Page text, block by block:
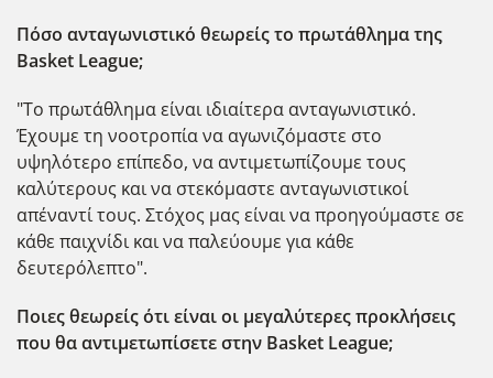
Πόσο ανταγωνιστικό θεωρείς το πρωτάθλημα της
Basket League;
"Το πρωτάθλημα είναι ιδιαίτερα ανταγωνιστικό.
Έχουμε τη νοοτροπία να αγωνιζόμαστε στο
υψηλότερο επίπεδο, να αντιμετωπίζουμε τους
καλύτερους και να στεκόμαστε ανταγωνιστικοί
απέναντί τους. Στόχος μας είναι να προηγούμαστε σε
κάθε παιχνίδι και να παλεύουμε για κάθε
δευτερόλεπτο".
Ποιες θεωρείς ότι είναι οι μεγαλύτερες προκλήσεις
που θα αντιμετωπίσετε στην Basket League;